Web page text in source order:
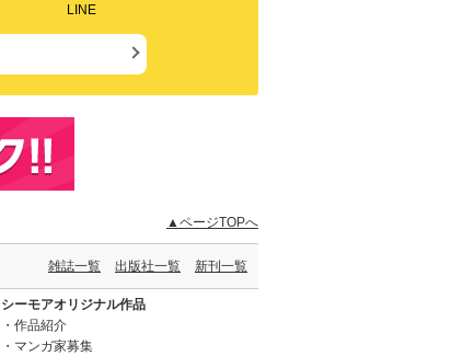
LINE
▲ページTOPへ
雑誌一覧 出版社一覧 新刊一覧
シーモアオリジナル作品
作品紹介
マンガ家募集